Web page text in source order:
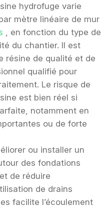
hydrofuge varie
mètre linéaire de mur
, en fonction du type de
du chantier. Il est
résine de qualité et de
qualifié pour
Le risque de
est bien réel si
notamment en
ou de forte
ou installer un
des fondations
de réduire
de drains
facilite l’écoulement